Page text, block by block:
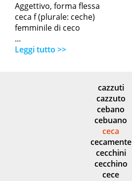
Aggettivo, forma flessa
ceca f (plurale: ceche)
femminile di ceco
...
Leggi tutto >>
cazzuti
cazzuto
cebano
cebuano
ceca
cecamente
cecchini
cecchino
cece